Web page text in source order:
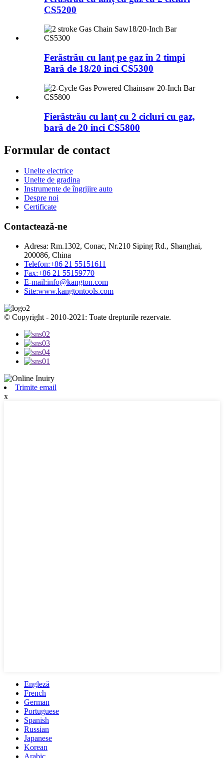
CS5200
Ferăstrău cu lanț pe gaz în 2 timpi
Bară de 18/20 inci CS5300
Fierăstrău cu lanț cu 2 cicluri cu gaz,
bară de 20 inci CS5800
Formular de contact
Unelte electrice
Unelte de gradina
Instrumente de îngrijire auto
Despre noi
Certificate
Contactează-ne
Adresa: Rm.1302, Conac, Nr.210 Siping Rd., Shanghai,
200086, China
Telefon:+86 21 55151611
Fax:+86 21 55159770
E-mail:info@kangton.com
Site:www.kangtontools.com
© Copyright - 2010-2021: Toate drepturile rezervate.
Trimite email
x
Engleză
French
German
Portuguese
Spanish
Russian
Japanese
Korean
Arabic